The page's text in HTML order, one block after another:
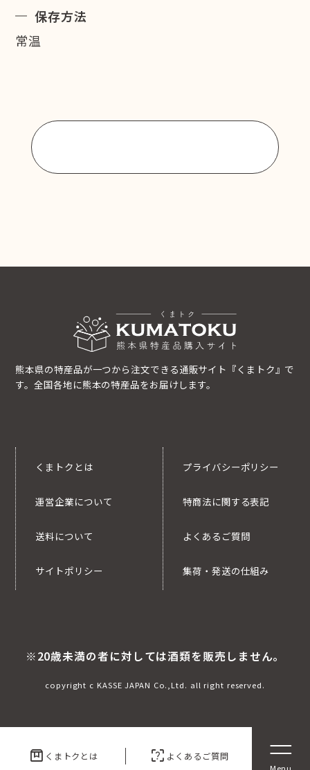
box くまトクとは indeterminate_question_box よくあるご質問
保存方法
常温
熊本県の特産品が一つから注文できる通販サイト『くまトク』で
す。全国各地に熊本の特産品をお届けします。
くまトクとは
運営企業について
送料について
サイトポリシー
プライバシーポリシー
特商法に関する表記
よくあるご質問
集荷・発送の仕組み
※20歳未満の者に対しては酒類を販売しません。
copyright c KASSE JAPAN Co.,Ltd. all right reserved.